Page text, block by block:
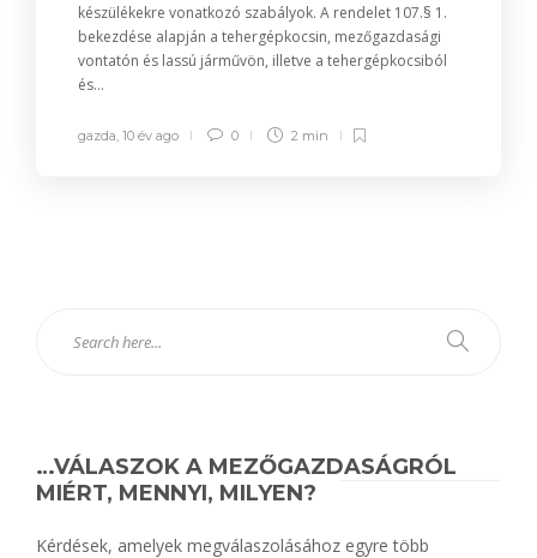
készülékekre vonatkozó szabályok. A rendelet 107.§ 1.
bekezdése alapján a tehergépkocsin, mezőgazdasági
vontatón és lassú járművön, illetve a tehergépkocsiból
és...
gazda, 10 év ago 0 2 min
…VÁLASZOK A MEZŐGAZDASÁGRÓL
MIÉRT, MENNYI, MILYEN?
Kérdések, amelyek megválaszolásához egyre több